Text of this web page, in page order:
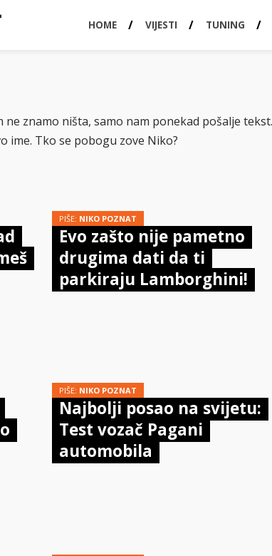
HOME VIJESTI TUNING
znamo ništa, samo nam ponekad pošalje tekst.
ime. Tko se pobogu zove Niko?
PIŠE: NIKO POZNAT
Evo zašto nije pametno
drugima dati da ti
parkiraju Lamborghini!
PIŠE: NIKO POZNAT
Najbolji posao na svijetu:
Test vozač Pagani
automobila